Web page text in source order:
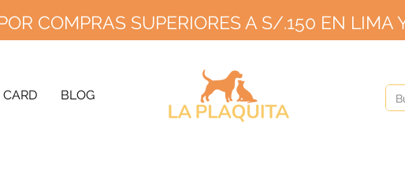
COMPRAS SUPERIORES A S/.150 EN
CARD BLOG
ENVÍOS GRATIS PARA PEDIDOS A PARTIR DE S/150 EN LIMA Y S/220 EN